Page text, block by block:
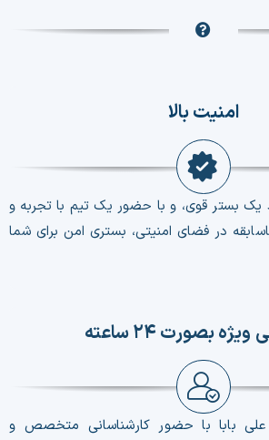
امنیت بالا
یک بستر قوی، و با حضور یک تیم با تجربه و
در فضای امنیتی، بستری امن برای شما
بصورت ۲۴ ساعته
علی بابا با حضور کارشناسانی متخصص و